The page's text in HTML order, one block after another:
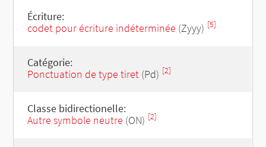
Écriture:
codet pour écriture indéterminée (Zyyy) [5]
Catégorie:
Ponctuation de type tiret(Pd) [2]
Classe bidirectionelle:
Autre symbole neutre (ON) [2]